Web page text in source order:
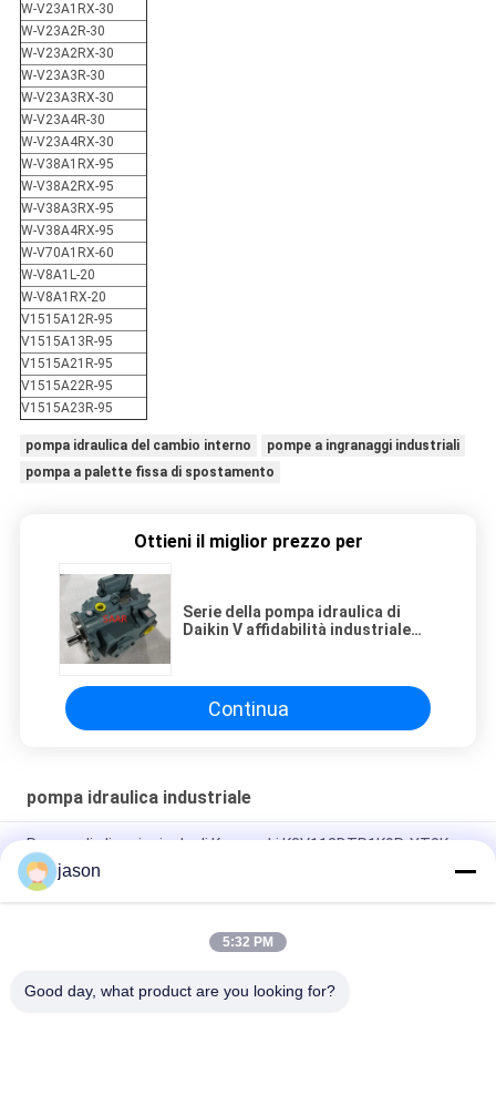
W-V23A1RX-30
W-V23A2R-30
W-V23A2RX-30
W-V23A3R-30
W-V23A3RX-30
W-V23A4R-30
W-V23A4RX-30
W-V38A1RX-95
W-V38A2RX-95
W-V38A3RX-95
W-V38A4RX-95
W-V70A1RX-60
W-V8A1L-20
W-V8A1RX-20
V1515A12R-95
V1515A13R-95
V1515A21R-95
V1515A22R-95
V1515A23R-95
pompa idraulica del cambio interno
pompe a ingranaggi industriali
pompa a palette fissa di spostamento
Ottieni il miglior prezzo per
Serie della pompa idraulica di
Daikin V affidabilità industriale
Continua
pompa idraulica industriale
Pompa di olio principale di Kawasaki K3V112DTP1K9R-YT0K-
HV
VA11215A C-KIT-SQP4-60-18 Kit di cartucce per pompa SQP
PFE-42045/3DV Pompine idrauliche industriali con cartuccia a
jason
5:32 PM
Good day, what product are you looking for?